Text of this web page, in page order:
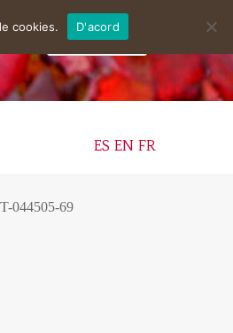
facebook
ES EN FR
044505-69
cookies. D'acord